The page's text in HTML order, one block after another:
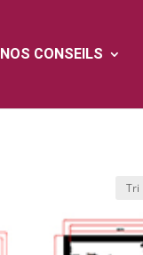
NOS CONSEILS